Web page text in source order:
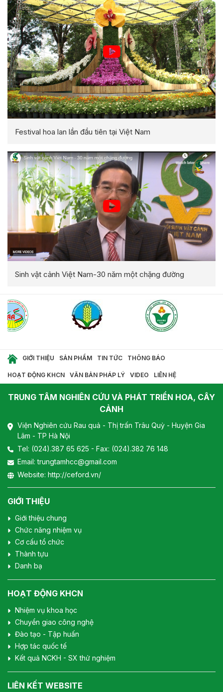
Festival hoa lan lần đầu tiên tại Việt Nam
Sinh vật cảnh Việt Nam-30 năm một chặng đường
GIỚI THIỆU SẢN PHẨM TIN TỨC THÔNG BÁO
HOẠT ĐỘNG KHCN VĂN BẢN PHÁP LÝ VIDEO LIÊN HỆ
TRUNG TÂM NGHIÊN CỨU VÀ PHÁT TRIỂN HOA, CÂY
CẢNH
Viện Nghiên cứu Rau quả - Thị trấn Trâu Quỳ - Huyện Gia
Lâm - TP Hà Nội
Tel: (024).387 65 625 - Fax: (024).382 76 148
Email:trungtamhcc@gmail.com
Website: http://ceford.vn/
GIỚI THIỆU
Giới thiệu chung
Chức năng nhiệm vụ
Cơ cấu tổ chức
Thành tựu
Danh bạ
HOẠT ĐỘNG KHCN
Nhiệm vụ khoa học
Chuyển giao công nghệ
Đào tạo - Tập huấn
Hợp tác quốc tế
Kết quả NCKH - SX thử nghiệm
LIÊN KẾT WEBSITE